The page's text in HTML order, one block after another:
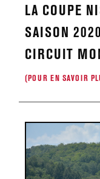
LA COUPE
SAISON
CIRCUIT
(POUR EN SAVOIR